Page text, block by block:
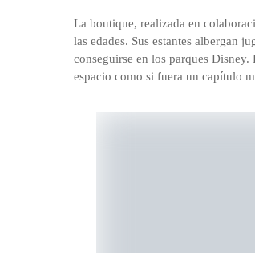
La boutique, realizada en
las edades. Sus estantes albergan
conseguirse en los parques
espacio como si fuera un capítulo